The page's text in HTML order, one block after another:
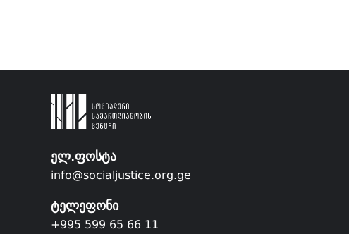
ელ.ფოსტა
info@socialjustice.org.ge
ტელეფონი
+995 599 65 66 11